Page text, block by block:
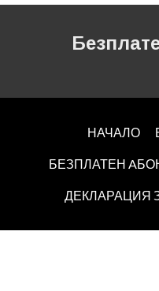
НАЧАЛО
БЕЗПЛАТЕН
ДЕКЛАРАЦИЯ